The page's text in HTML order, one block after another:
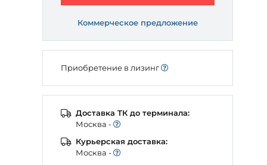
Коммерческое предложение
Приобретение в лизинг
Доставка ТК до терминала:
Моcква -
Курьерская доставка:
Моcква -